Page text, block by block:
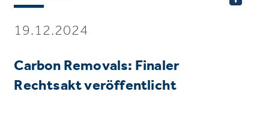
19.12.2024
Carbon Removals: Finaler
Rechtsakt veröffentlicht